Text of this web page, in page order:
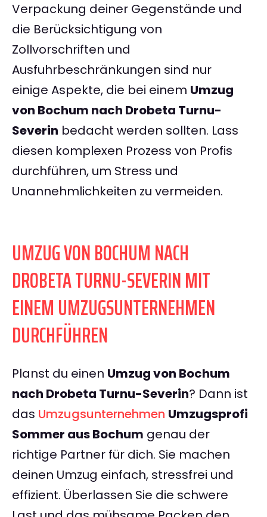
Verpackung deiner Gegenstände und
die Berücksichtigung von
Zollvorschriften und
Ausfuhrbeschränkungen sind nur
einige Aspekte, die bei einem Umzug
von Bochum nach Drobeta Turnu-
Severin bedacht werden sollten. Lass
diesen komplexen Prozess von Profis
durchführen, um Stress und
Unannehmlichkeiten zu vermeiden.
UMZUG VON BOCHUM NACH
DROBETA TURNU-SEVERIN MIT
EINEM UMZUGSUNTERNEHMEN
DURCHFÜHREN
Planst du einen Umzug von Bochum
nach Drobeta Turnu-Severin? Dann ist
das Umzugsunternehmen Umzugsprofi
Sommer aus Bochum genau der
richtige Partner für dich. Sie machen
deinen Umzug einfach, stressfrei und
effizient. Überlassen Sie die schwere